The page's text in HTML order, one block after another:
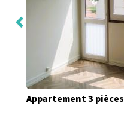
Appartement 3 pièces